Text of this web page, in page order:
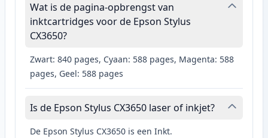
Wat is de pagina-opbrengst van
inktcartridges voor de Epson Stylus
CX3650?
Zwart: 840 pages, Cyaan: 588 pages, Magenta: 588
pages, Geel: 588 pages
Is de Epson Stylus CX3650 laser of inkjet?
De Epson Stylus CX3650 is een Inkt.